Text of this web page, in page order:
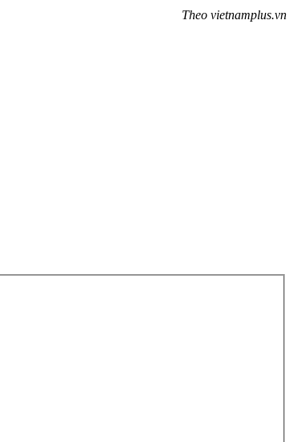
Theo vietnamplus.vn